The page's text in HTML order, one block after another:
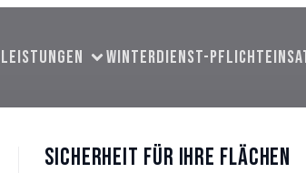
LEISTUNGEN WINTERDIENST-PFLICHT
Sicherheit für Ihre Flächen